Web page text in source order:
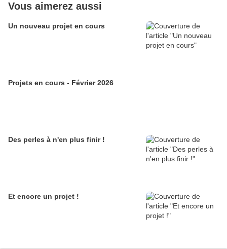
Vous aimerez aussi
Un nouveau projet en cours
Projets en cours - Février 2026
Des perles à n'en plus finir !
Et encore un projet !